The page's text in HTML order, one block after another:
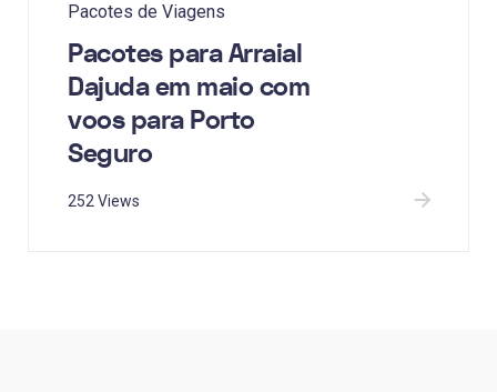
Pacotes de Viagens
Pacotes para Arraial
Dajuda em maio com
voos para Porto
Seguro
252 Views